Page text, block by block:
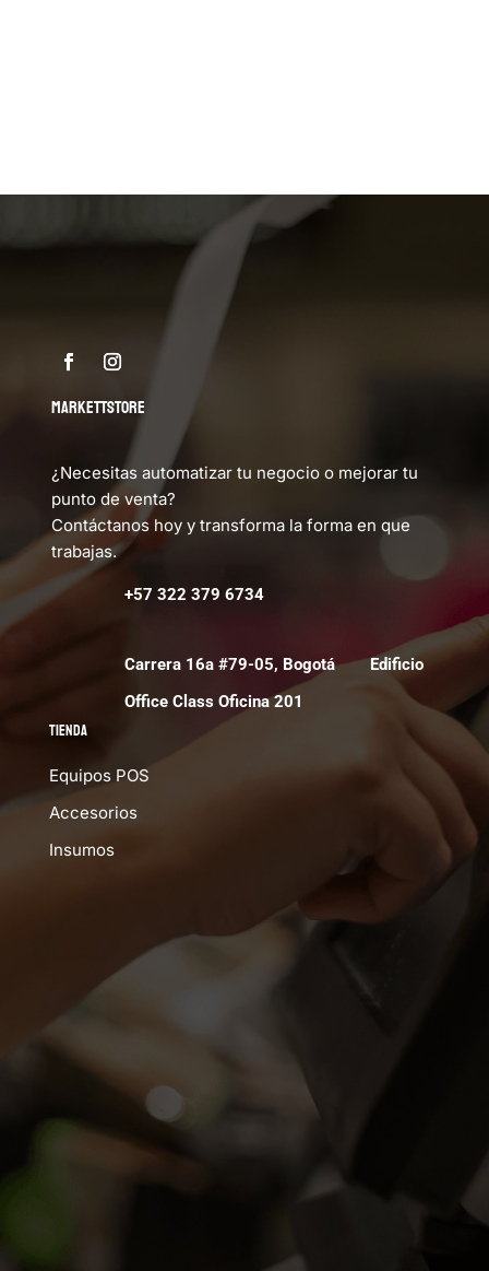
MARKETTSTORE
¿Necesitas automatizar tu negocio o mejorar tu
punto de venta?
Contáctanos hoy y transforma la forma en que
trabajas.
+57 322 379 6734
Carrera 16a #79-05, Bogotá Edificio
Office Class Oficina 201
Tienda
Equipos POS
Accesorios
Insumos